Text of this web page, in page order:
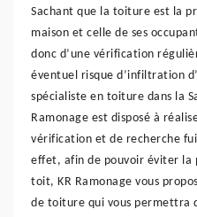
Sachant que la toiture est la
maison et celle de ses
donc d’une vérification
éventuel risque d’infiltration
spécialiste en toiture dans la
Ramonage est disposé à
vérification et de recherche
effet, afin de pouvoir éviter la
toit, KR Ramonage vous
de toiture qui vous permettra